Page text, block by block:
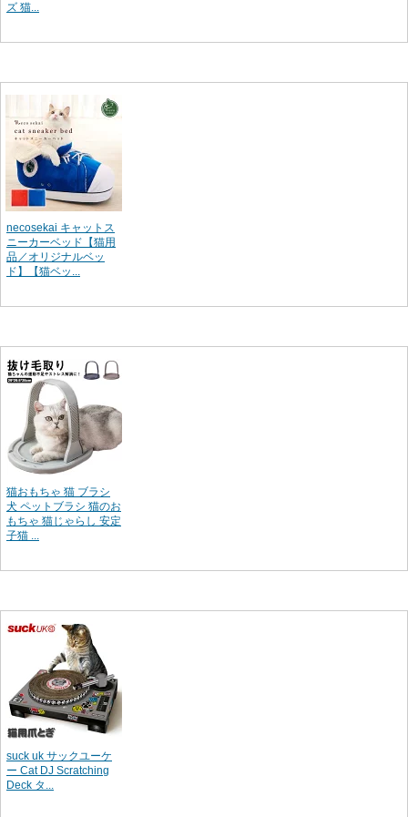
ズ 猫...
necosekai キャットス
ニーカーベッド【猫用
品／オリジナルベッ
ド】【猫ベッ...
猫おもちゃ 猫 ブラシ
犬 ペットブラシ 猫のお
もちゃ 猫じゃらし 安定
子猫 ...
suck uk サックユーケ
ー Cat DJ Scratching
Deck タ...